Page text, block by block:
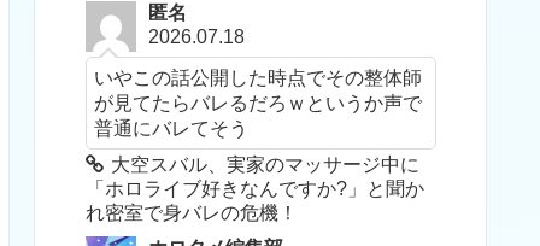
匿名
2026.07.18
いやこの話公開した時点でその整体師
が見てたらバレるだろｗというか声で
普通にバレてそう
大空スバル、実家のマッサージ中に
「ホロライブ好きなんですか?」と聞か
れ密室で身バレの危機！